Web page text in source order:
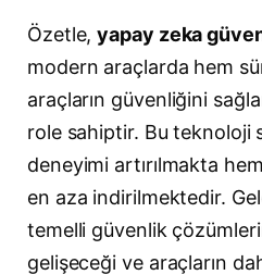
Özetle,yapay zeka
modern araçlarda hem
araçların güvenliğini
role sahiptir. Bu teknoloji
deneyimi artırılmakta
en aza indirilmektedir.
temelli güvenlik
gelişeceği ve araçların